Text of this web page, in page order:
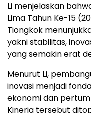
Li menjelaskan
Lima Tahun Ke-15
Tiongkok
yakni stabilitas,
yang semakin erat
Menurut Li,
inovasi menjadi
ekonomi dan
Kinerja tersebut